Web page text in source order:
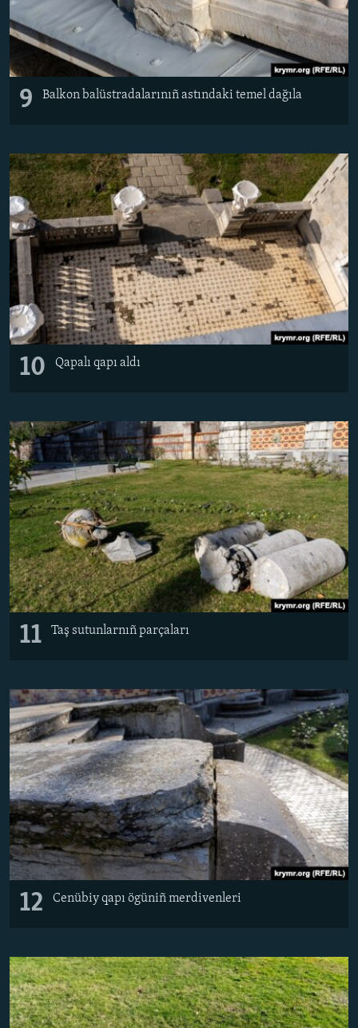
9 Balkon balüstradalarınıñ astındaki temel dağıla
10 Qapalı qapı aldı
11 Taş sutunlarnıñ parçaları
12 Cenübiy qapı ögüniñ merdivenleri